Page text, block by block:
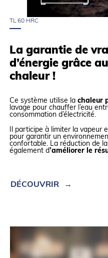
TL 60 HRC
La garantie de
d’énergie grâce
chaleur !
Ce système utilise la chaleur
lavage pour chauffer l’eau
consommation d’électricité.
Il participe à limiter la vapeur
pour garantir un
confortable. La réduction de
également d’améliorer le
DÉCOUVRIR